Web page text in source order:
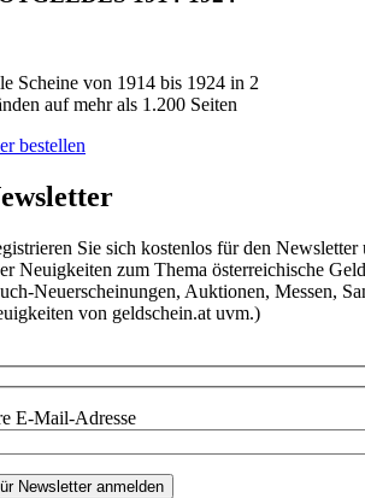
Scheine von 1914 bis 1924 in 2
auf mehr als 1.200 Seiten
bestellen
Sie sich kostenlos für den Newsletter
Neuigkeiten zum Thema österreichische
Neuerscheinungen, Auktionen, Messen,
von geldschein.at uvm.)
E-Mail-Adresse